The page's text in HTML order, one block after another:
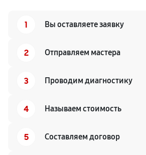
1 Вы оставляете заявку
2 Отправляем мастера
3 Проводим диагностику
4 Называем стоимость
5 Составляем договор